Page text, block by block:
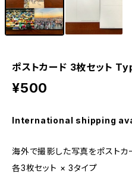
ポストカード 3枚セット
¥500
International shipping
海外で撮影した写真をポストカ
各3枚セット × 3タイプ